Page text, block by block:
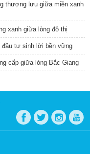
thượng lưu giữa miền xanh
xanh giữa lòng đô thị
đầu tư sinh lời bền vững
cấp giữa lòng Bắc Giang